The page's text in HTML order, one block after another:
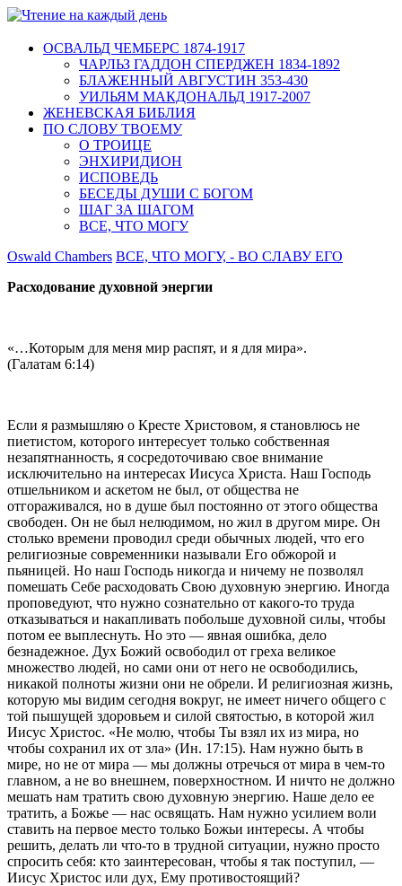
ОСВАЛЬД ЧЕМБЕРС 1874-1917
ЧАРЛЬЗ ГАДДОН СПЕРДЖЕН 1834-1892
БЛАЖЕННЫЙ АВГУСТИН 353-430
УИЛЬЯМ МАКДОНАЛЬД 1917-2007
ЖЕНЕВСКАЯ БИБЛИЯ
ПО СЛОВУ ТВОЕМУ
О ТРОИЦЕ
ЭНХИРИДИОН
ИСПОВЕДЬ
БЕСЕДЫ ДУШИ С БОГОМ
ШАГ ЗА ШАГОМ
ВСЕ, ЧТО МОГУ
Oswald Chambers ВСЕ, ЧТО МОГУ, - ВО СЛАВУ ЕГО
Расходование духовной энергии
«…Которым для меня мир распят, и я для мира».
(Галатам 6:14)
Если я размышляю о Кресте Христовом, я становлюсь не
пиетистом, которого интересует только собственная
незапятнанность, я сосредоточиваю свое внимание
исключительно на интересах Иисуса Христа. Наш Господь
отшельником и аскетом не был, от общества не
отгораживался, но в душе был постоянно от этого общества
свободен. Он не был нелюдимом, но жил в другом мире. Он
столько времени проводил среди обычных людей, что его
религиозные современники называли Его обжорой и
пьяницей. Но наш Господь никогда и ничему не позволял
помешать Себе расходовать Свою духовную энергию. Иногда
проповедуют, что нужно сознательно от какого-то труда
отказываться и накапливать побольше духовной силы, чтобы
потом ее выплеснуть. Но это — явная ошибка, дело
безнадежное. Дух Божий освободил от греха великое
множество людей, но сами они от него не освободились,
никакой полноты жизни они не обрели. И религиозная жизнь,
которую мы видим сегодня вокруг, не имеет ничего общего с
той пышущей здоровьем и силой святостью, в которой жил
Иисус Христос. «Не молю, чтобы Ты взял их из мира, но
чтобы сохранил их от зла» (Ин. 17:15). Нам нужно быть в
мире, но не от мира — мы должны отречься от мира в чем-то
главном, а не во внешнем, поверхностном. И ничто не должно
мешать нам тратить свою духовную энергию. Наше дело ее
тратить, а Божье — нас освящать. Нам нужно усилием воли
ставить на первое место только Божьи интересы. А чтобы
решить, делать ли что-то в трудной ситуации, нужно просто
спросить себя: кто заинтересован, чтобы я так поступил, —
Иисус Христос или дух, Ему противостоящий?